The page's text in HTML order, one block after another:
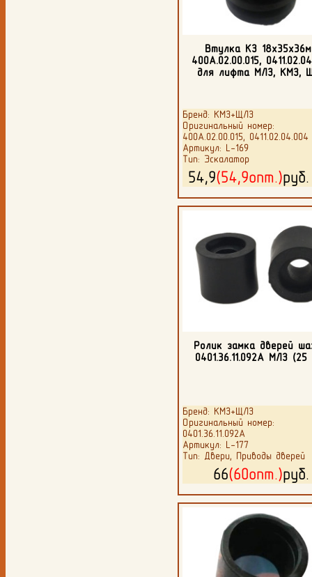
Втулка КЗ
400А.02.00.015,
для лифта МЛЗ, КМЗ,
Бренд: КМЗ+ЩЛЗ
Оригинальный номер:
400А.02.00.015, 0411.02.04.004
Артикул: L-169
Тип: Эскалатор
54,9(54,9опт.)
Ролик замка дверей
0401.36.11.092А МЛЗ
Бренд: КМЗ+ЩЛЗ
Оригинальный номер:
0401.36.11.092А
Артикул: L-177
Тип: Двери, Приводы дверей
66(60опт.)